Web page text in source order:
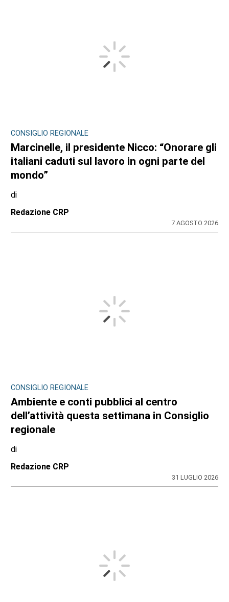
CONSIGLIO REGIONALE
Marcinelle, il presidente Nicco: “Onorare gli
italiani caduti sul lavoro in ogni parte del
mondo”
di
Redazione CRP
7 AGOSTO 2026
CONSIGLIO REGIONALE
Ambiente e conti pubblici al centro
dell’attività questa settimana in Consiglio
regionale
di
Redazione CRP
31 LUGLIO 2026